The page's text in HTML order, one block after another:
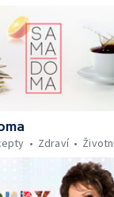
běžce — Divácká
říkanek Hrátky se
v létě — Jak se
posilovny —
další vysílání —
folklórní
a luštěniny —
se zvířátky —
2026 —
tipy —
— Práce
Zdraví